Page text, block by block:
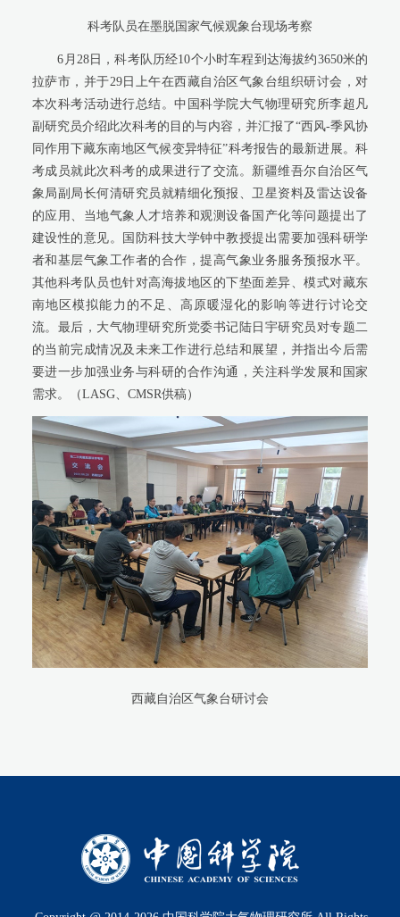
科考队员在墨脱国家气候观象台现场考察
6月28日，科考队历经10个小时车程到达海拔约3650米的
拉萨市，并于29日上午在西藏自治区气象台组织研讨会，对
本次科考活动进行总结。中国科学院大气物理研究所李超凡
副研究员介绍此次科考的目的与内容，并汇报了“西风-季风协
同作用下藏东南地区气候变异特征”科考报告的最新进展。科
考成员就此次科考的成果进行了交流。新疆维吾尔自治区气
象局副局长何清研究员就精细化预报、卫星资料及雷达设备
的应用、当地气象人才培养和观测设备国产化等问题提出了
建设性的意见。国防科技大学钟中教授提出需要加强科研学
者和基层气象工作者的合作，提高气象业务服务预报水平。
其他科考队员也针对高海拔地区的下垫面差异、模式对藏东
南地区模拟能力的不足、高原暖湿化的影响等进行讨论交
流。最后，大气物理研究所党委书记陆日宇研究员对专题二
的当前完成情况及未来工作进行总结和展望，并指出今后需
要进一步加强业务与科研的合作沟通，关注科学发展和国家
需求。（LASG、CMSR供稿）
西藏自治区气象台研讨会